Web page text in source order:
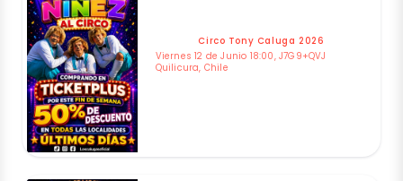
Circo Tony Caluga 2026
Viernes 12 de Junio 18:00, J7G9+QVJ
Quilicura, Chile